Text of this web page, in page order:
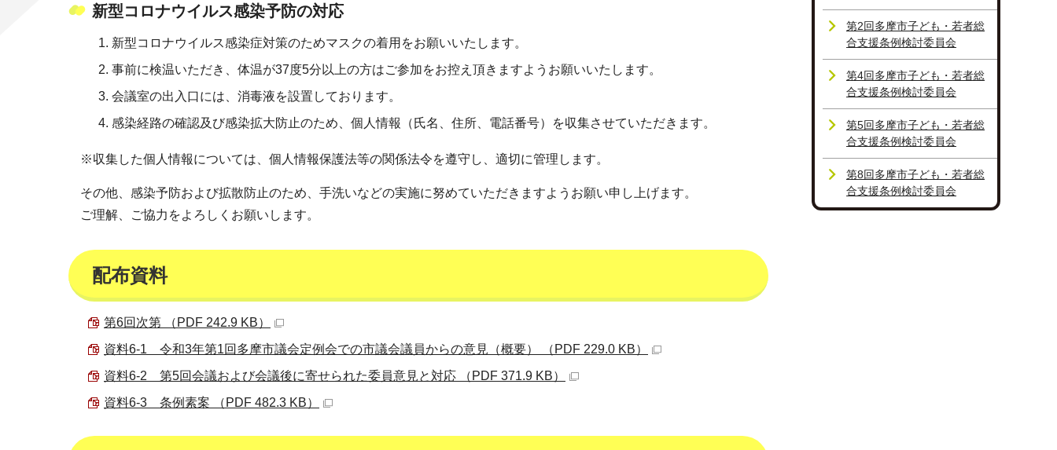
新型コロナウイルス感染予防の対応
新型コロナウイルス感染症対策のためマスクの着用をお願いいたします。
事前に検温いただき、体温が37度5分以上の方はご参加をお控え頂きますようお願いいたします。
会議室の出入口には、消毒液を設置しております。
感染経路の確認及び感染拡大防止のため、個人情報（氏名、住所、電話番号）を収集させていただきます。
※収集した個人情報については、個人情報保護法等の関係法令を遵守し、適切に管理します。
その他、感染予防および拡散防止のため、手洗いなどの実施に努めていただきますようお願い申し上げます。
ご理解、ご協力をよろしくお願いします。
配布資料
第6回次第 （PDF 242.9 KB）
資料6-1 令和3年第1回多摩市議会定例会での市議会議員からの意見（概要） （PDF 229.0 KB）
資料6-2 第5回会議および会議後に寄せられた委員意見と対応 （PDF 371.9 KB）
資料6-3 条例素案 （PDF 482.3 KB）
第2回多摩市子ども・若者総
合支援条例検討委員会
第4回多摩市子ども・若者総
合支援条例検討委員会
第5回多摩市子ども・若者総
合支援条例検討委員会
第8回多摩市子ども・若者総
合支援条例検討委員会